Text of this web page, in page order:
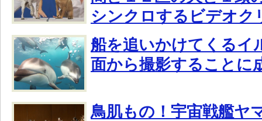
シンクロするビデオク
船を追いかけてくるイ
面から撮影することに
鳥肌もの！宇宙戦艦ヤ